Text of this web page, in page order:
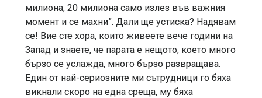
милиона, 20 милиона само излез във важния
момент и се махни”. Дали ще устиска? Надявам
се! Вие сте хора, които живеете вече години на
Запад и знаете, че парата е нещото, което много
бързо се услажда, много бързо развращава.
Един от най-сериозните ми сътрудници го бяха
викнали скоро на една среща, му бяха